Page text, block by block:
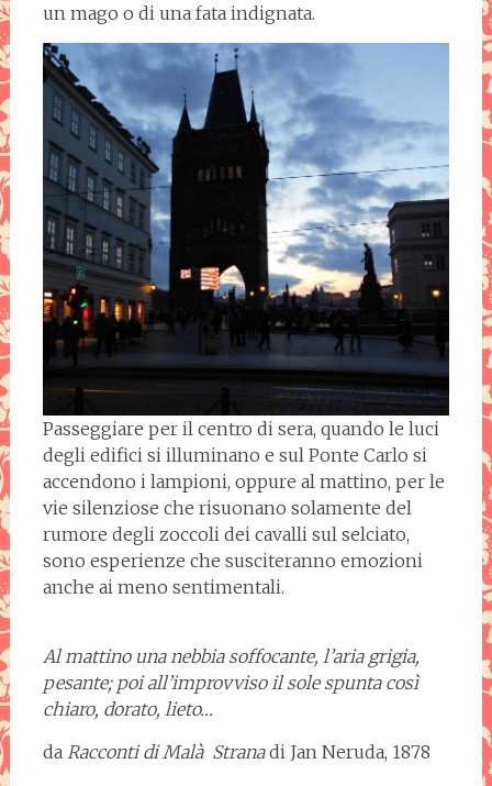
un mago o di una fata indignata.
Passeggiare per il centro di sera, quando le luci
degli edifici si illuminano e sul Ponte Carlo si
accendono i lampioni, oppure al mattino, per le
vie silenziose che risuonano solamente del
rumore degli zoccoli dei cavalli sul selciato,
sono esperienze che susciteranno emozioni
anche ai meno sentimentali.
Al mattino una nebbia soffocante, l’aria grigia,
pesante; poi all’improvviso il sole spunta così
chiaro, dorato, lieto…
da Racconti di Malà Stranadi Jan Neruda, 1878